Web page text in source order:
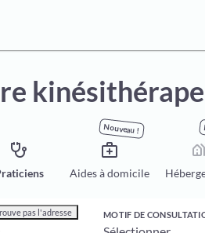
stethoscope
Nouveau !
medical_services
Aides à domicile
pas l'adresse MOTIF DE